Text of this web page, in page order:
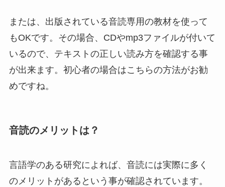
または、出版されている音読専用の教材を使って
もOKです。その場合、CDやmp3ファイルが付いて
いるので、テキストの正しい読み方を確認する事
が出来ます。初心者の場合はこちらの方法がお勧
めですね。
音読のメリットは？
言語学のある研究によれば、音読には実際に多く
のメリットがあるという事が確認されています。